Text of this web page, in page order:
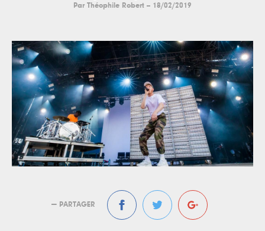
Par Théophile Robert -- 18/02/2019
— PARTAGER